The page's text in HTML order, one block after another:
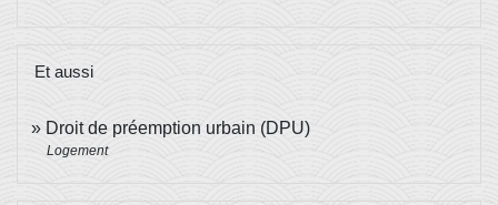
Et aussi
Droit de préemption urbain (DPU)
Logement